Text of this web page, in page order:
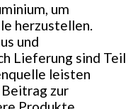
um
herzustellen.
und
Lieferung sind Teil
leisten
zur